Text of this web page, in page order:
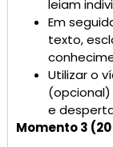
leiam
Em
texto,
Utilizar o
e
Momento 3